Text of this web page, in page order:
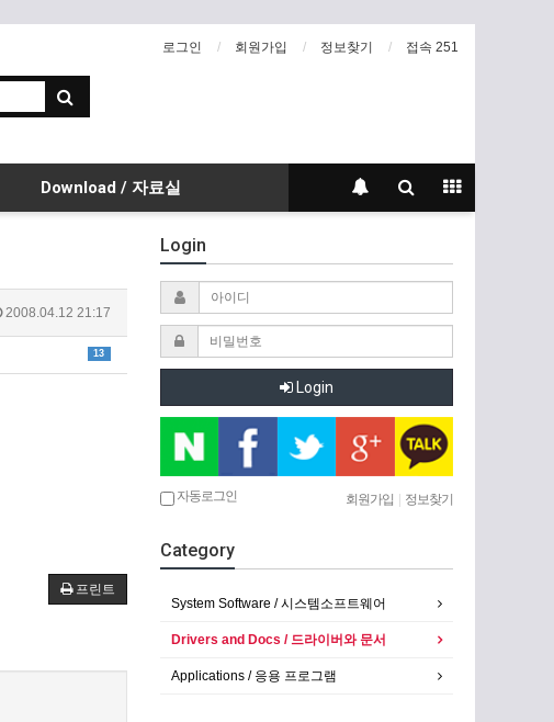
로그인 회원가입 정보찾기 접속 251
Download / 자료실
2008.04.12 21:17
13
프린트
Login
Login
자동로그인 회원가입 | 정보찾기
Category
System Software / 시스템소프트웨어
Drivers and Docs / 드라이버와 문서
Applications / 응용 프로그램